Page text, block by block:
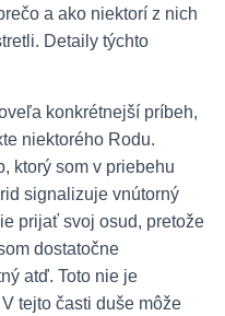
a ako niektorí z nich
Detaily týchto
konkrétnejší príbeh,
niektorého Rodu.
ktorý som v priebehu
signalizuje vnútorný
prijať svoj osud, pretože
dostatočne
atď. Toto nie je
tejto časti duše môže